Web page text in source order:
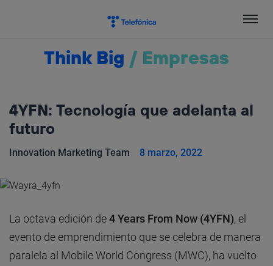
Think Big / Empresas
4YFN: Tecnología que adelanta al
futuro
Innovation Marketing Team 8 marzo, 2022
La octava edición de4 Years From Now (4YFN), el
evento de emprendimiento que se celebra de manera
paralela al Mobile World Congress (MWC), ha vuelto